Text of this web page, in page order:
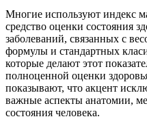
Многие используют индекс
средство оценки состояния
заболеваний, связанных с
формулы и стандартных
которые делают этот
полноценной оценки
показывают, что акцент
важные аспекты анатомии,
состояния человека.